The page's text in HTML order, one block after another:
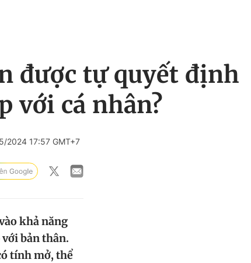
được tự quyết định
với cá nhân?
2024 17:57 GMT+7
khả năng
bản thân.
tính mở, thể